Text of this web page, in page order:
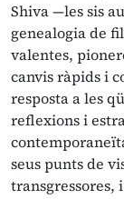
Shiva —les sis
genealogia de
valentes,
canvis ràpids i
resposta a les
reflexions i
seus punts de
transgressores,